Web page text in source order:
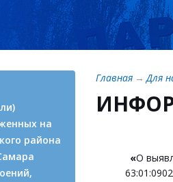
на
района
Главная → Для
«О